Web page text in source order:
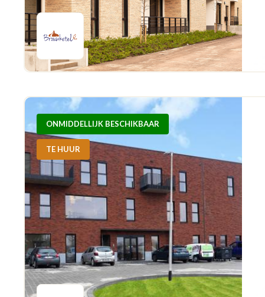
ONMIDDELLIJK BESCHIKBAAR
TE HUUR